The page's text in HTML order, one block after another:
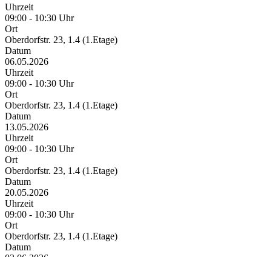
Uhrzeit
09:00 - 10:30 Uhr
Ort
Oberdorfstr. 23, 1.4 (1.Etage)
Datum
06.05.2026
Uhrzeit
09:00 - 10:30 Uhr
Ort
Oberdorfstr. 23, 1.4 (1.Etage)
Datum
13.05.2026
Uhrzeit
09:00 - 10:30 Uhr
Ort
Oberdorfstr. 23, 1.4 (1.Etage)
Datum
20.05.2026
Uhrzeit
09:00 - 10:30 Uhr
Ort
Oberdorfstr. 23, 1.4 (1.Etage)
Datum